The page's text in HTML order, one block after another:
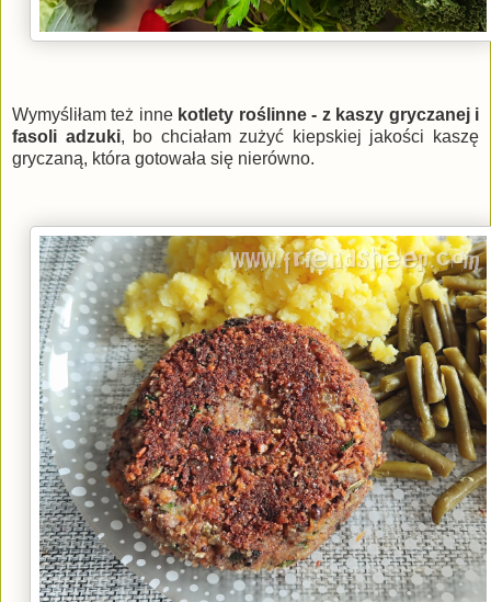
Wymyśliłam też inne kotlety roślinne - z kaszy gryczanej i
fasoli adzuki, bo chciałam zużyć kiepskiej jakości kaszę
gryczaną, która gotowała się nierówno.